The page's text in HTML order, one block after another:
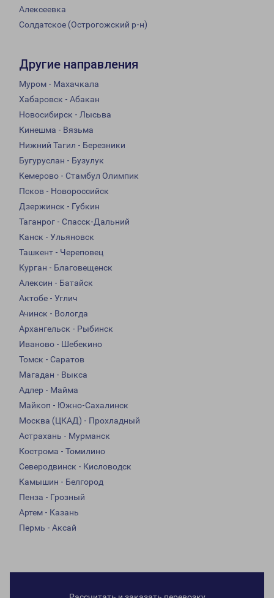
Алексеевка
Солдатское (Острогожский р-н)
Другие направления
Муром - Махачкала
Хабаровск - Абакан
Новосибирск - Лысьва
Кинешма - Вязьма
Нижний Тагил - Березники
Бугуруслан - Бузулук
Кемерово - Стамбул Олимпик
Псков - Новороссийск
Дзержинск - Губкин
Таганрог - Спасск-Дальний
Канск - Ульяновск
Ташкент - Череповец
Курган - Благовещенск
Алексин - Батайск
Актобе - Углич
Ачинск - Вологда
Архангельск - Рыбинск
Иваново - Шебекино
Томск - Саратов
Магадан - Выкса
Адлер - Майма
Майкоп - Южно-Сахалинск
Москва (ЦКАД) - Прохладный
Астрахань - Мурманск
Кострома - Томилино
Северодвинск - Кисловодск
Камышин - Белгород
Пенза - Грозный
Артем - Казань
Пермь - Аксай